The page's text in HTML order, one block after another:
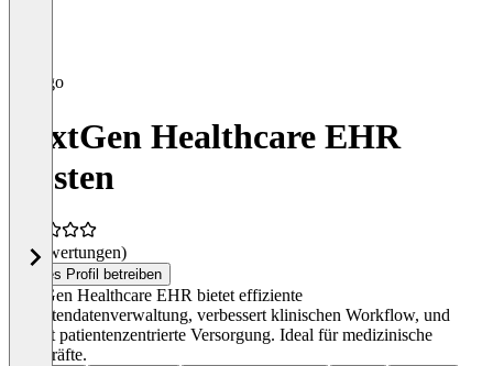
NextGen Healthcare EHR
Kosten
(0 Bewertungen)
Dieses Profil betreiben
NextGen Healthcare EHR bietet effiziente
Patientendatenverwaltung, verbessert klinischen Workflow, und
fördert patientenzentrierte Versorgung. Ideal für medizinische
Fachkräfte.